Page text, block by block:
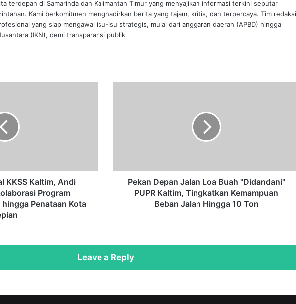
terdepan di Samarinda dan Kalimantan Timur yang menyajikan informasi terkini seputar
Kami berkomitmen menghadirkan berita yang tajam, kritis, dan terpercaya. Tim redaksi
yang siap mengawal isu-isu strategis, mulai dari anggaran daerah (APBD) hingga
(IKN), demi transparansi publik
KKSS Kaltim, Andi
Program
Penataan Kota
Tingkatkan
Kemampuan
Pekan Depan Jalan Loa Buah "Didandani"
PUPR Kaltim, Tingkatkan Kemampuan
Beban Jalan Hingga 10 Ton
Leave a Reply